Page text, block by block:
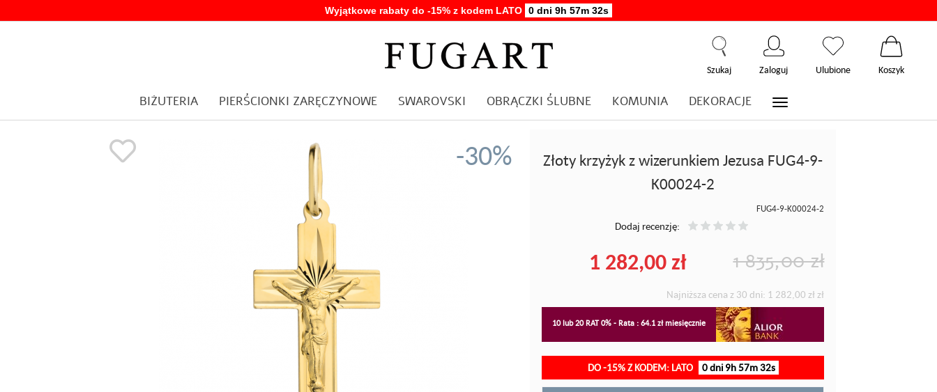
Wyjątkowe rabaty do -15% z kodem LATO 0 dni 9h 57m 32s
Szukaj Zaloguj Ulubione Koszyk
BIŻUTERIA PIERŚCIONKI ZARĘCZYNOWE SWAROVSKI OBRĄCZKI ŚLUBNE KOMUNIA DEKORACJE
-30%
Złoty krzyżyk z wizerunkiem Jezusa FUG4-9-
K00024-2
FUG4-9-K00024-2
Dodaj recenzję:
1 835,00 zł
1 282,00 zł
Najniższa cena z 30 dni: 1 282,00 zł zł
10 lub 20 RAT 0% - Rata : 64.1 zł miesięcznie
DO -15% Z KODEM: LATO 0 dni 9h 57m 32s